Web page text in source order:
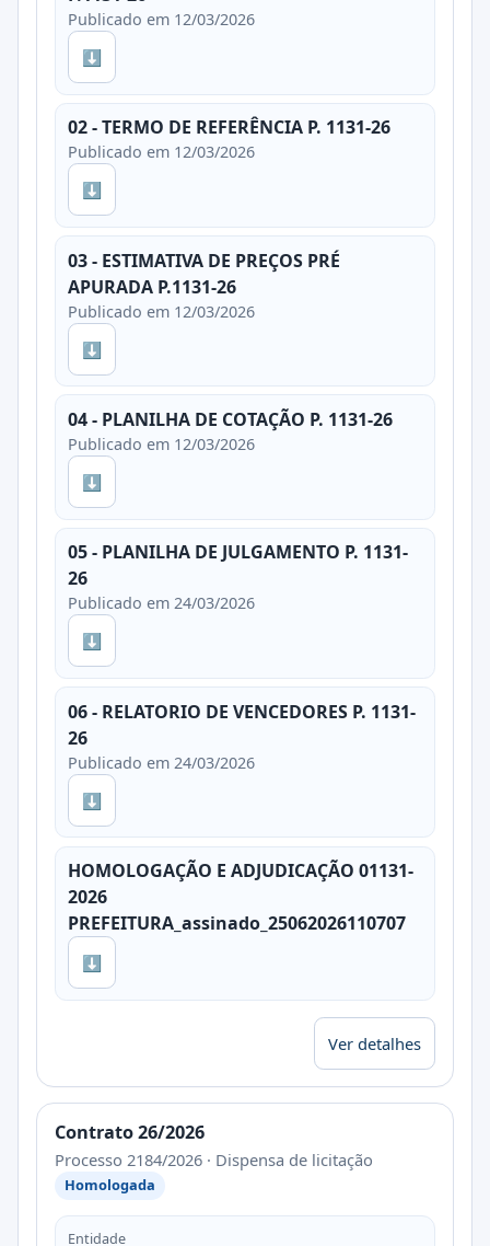
Publicado em 12/03/2026
⬇
02 - TERMO DE REFERÊNCIA P. 1131-26
Publicado em 12/03/2026
⬇
03 - ESTIMATIVA DE PREÇOS PRÉ
APURADA P.1131-26
Publicado em 12/03/2026
⬇
04 - PLANILHA DE COTAÇÃO P. 1131-26
Publicado em 12/03/2026
⬇
05 - PLANILHA DE JULGAMENTO P. 1131-
26
Publicado em 24/03/2026
⬇
06 - RELATORIO DE VENCEDORES P. 1131-
26
Publicado em 24/03/2026
⬇
HOMOLOGAÇÃO E ADJUDICAÇÃO 01131-
2026
PREFEITURA_assinado_25062026110707
⬇
Ver detalhes
Contrato 26/2026
Processo 2184/2026 · Dispensa de licitação
Homologada
Entidade